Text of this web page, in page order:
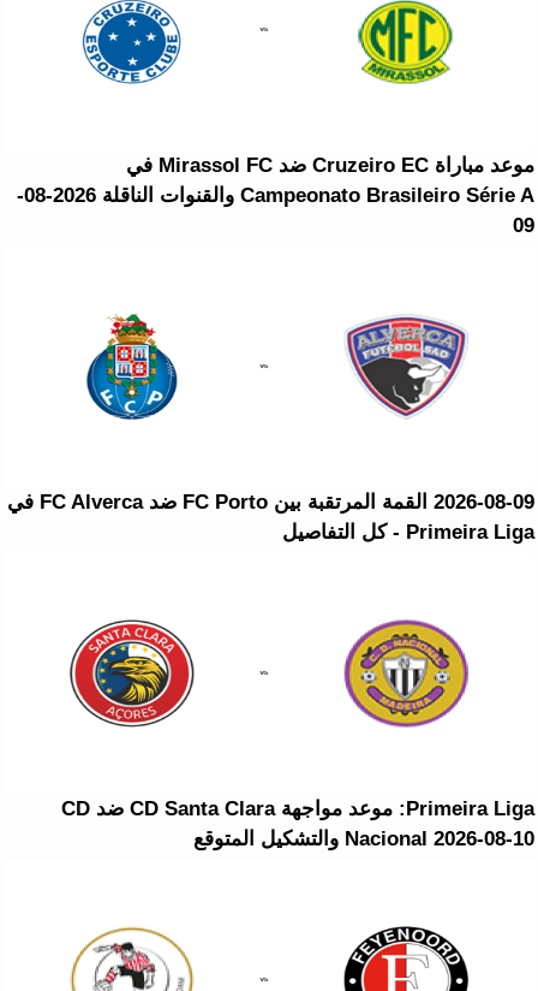
موعد مباراة Cruzeiro EC ضد Mirassol FC في
Campeonato Brasileiro Série A والقنوات الناقلة 2026-08-
09
2026-08-09 القمة المرتقبة بين FC Porto ضد FC Alverca في
Primeira Liga - كل التفاصيل
Primeira Liga: موعد مواجهة CD Santa Clara ضد CD
Nacional 2026-08-10 والتشكيل المتوقع